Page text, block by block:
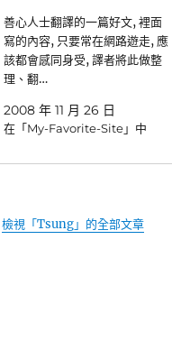
善心人士翻譯的一篇好文, 裡面
寫的內容, 只要常在網路遊走, 應
該都會感同身受, 譯者將此做整
理、翻…
2008 年 11 月 26 日
在「My-Favorite-Site」中
檢視「Tsung」的全部文章